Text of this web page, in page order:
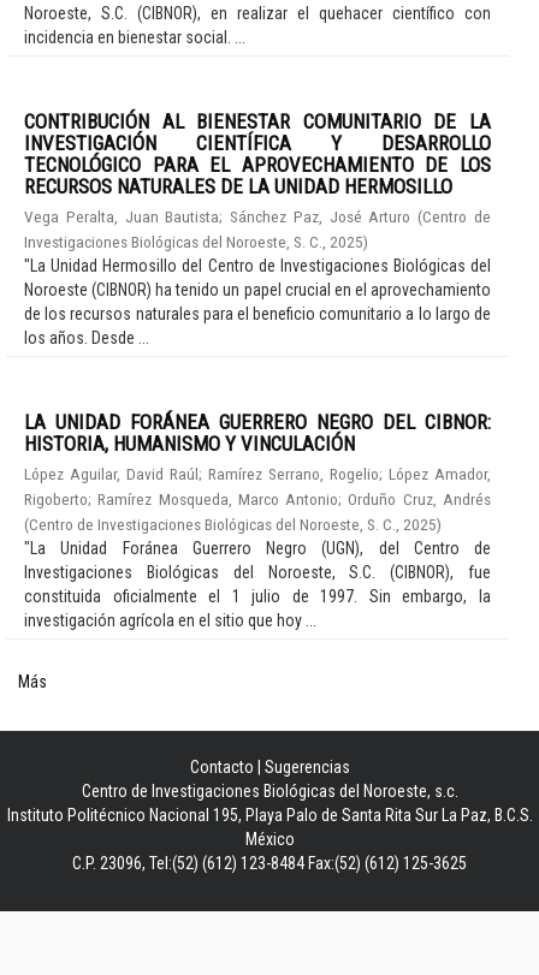
Noroeste, S.C. (CIBNOR), en realizar el quehacer científico con
incidencia en bienestar social. ...
CONTRIBUCIÓN AL BIENESTAR COMUNITARIO DE LA
INVESTIGACIÓN CIENTÍFICA Y DESARROLLO
TECNOLÓGICO PARA EL APROVECHAMIENTO DE LOS
RECURSOS NATURALES DE LA UNIDAD HERMOSILLO
Vega Peralta, Juan Bautista; Sánchez Paz, José Arturo (Centro de
Investigaciones Biológicas del Noroeste, S. C.
2025)
"La Unidad Hermosillo del Centro de Investigaciones Biológicas del
Noroeste (CIBNOR) ha tenido un papel crucial en el aprovechamiento
de los recursos naturales para el beneficio comunitario a lo largo de
los años. Desde ...
LA UNIDAD FORÁNEA GUERRERO NEGRO DEL CIBNOR:
HISTORIA, HUMANISMO Y VINCULACIÓN
López Aguilar, David Raúl; Ramírez Serrano, Rogelio; López Amador,
Rigoberto;Ramírez Mosqueda, Marco Antonio;Orduño Cruz, Andrés
(Centro de Investigaciones Biológicas del Noroeste, S. C. 2025)
"La Unidad Foránea Guerrero Negro (UGN), del Centro de
Investigaciones Biológicas del Noroeste, S.C. (CIBNOR), fue
constituida oficialmente el 1 julio de 1997. Sin embargo, la
investigación agrícola en el sitio que hoy ...
Más
Contacto
Sugerencias
Centro de Investigaciones Biológicas del Noroeste, s.c.
Instituto Politécnico Nacional 195, Playa Palo de Santa Rita Sur La Paz, B.C.S.
México
C.P. 23096, Tel:(52) (612) 123-8484 Fax:(52) (612) 125-3625